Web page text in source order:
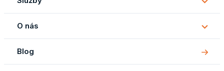
o
O nás
O
nás
Blog